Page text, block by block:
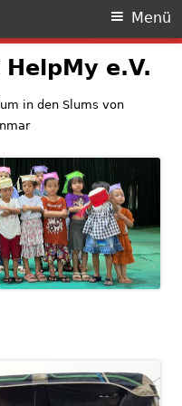
e.V.
in den Slums von
Menü